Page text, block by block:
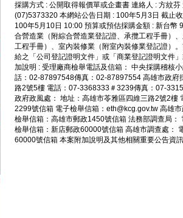
採購方式 : 公開取得報價單或企畫書 連絡人 : 方紋
(07)5373320 本網站公告日期 : 100年5月3日 截止
100年5月10日 10:00 預算或預估採購金額 : 新台幣
合營造業（附綜合營造業登記證、承攬工程手冊）
工程手冊）、室內裝修業（附室內裝修業登記證）
給之「公司登記證明文件」或「商業登記證明文件
加說明 : 受理廠商檢舉電話及信箱： 中央採購稽核
話：02-87897548傳真：02-87897554 高雄市政府
路2號5樓 電話：07-3368333＃3239傳真：07-
政府政風處： 地址：高雄市苓雅區四維三路2號2
2299號信箱 電子檢舉信箱：eth@kcg.gov.tw 高雄
檢舉信箱：高雄市郵政1450號信箱 法務部調查局
檢舉信箱：新店郵政60000號信箱 高雄市調查處：
60000號信箱 本案附加說明及其他相關重要公告資